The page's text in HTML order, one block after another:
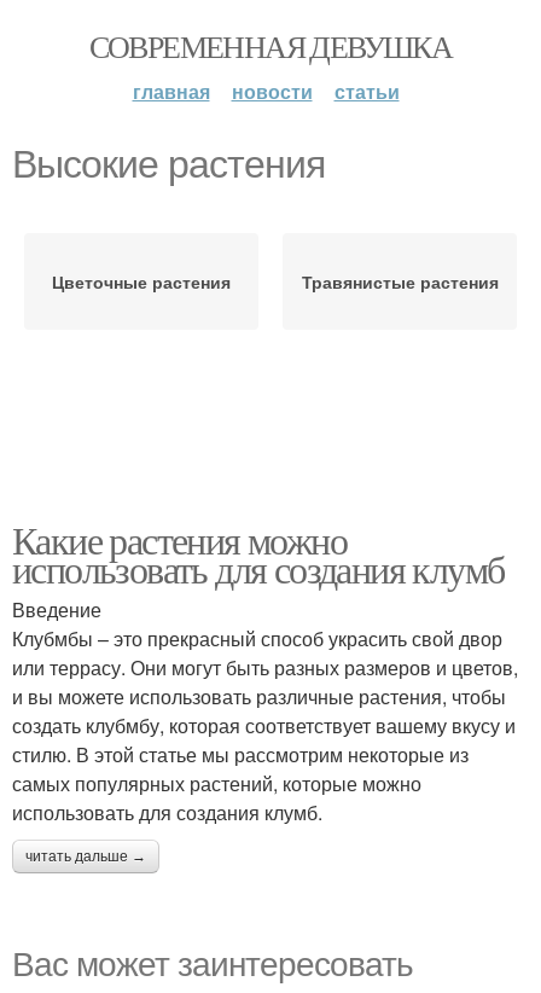
СОВРЕМЕННАЯ ДЕВУШКА
главная новости статьи
Высокие растения
Цветочные растения Травянистые растения
Какие растения можно
использовать для создания клумб
Введение
Клубмбы – это прекрасный способ украсить свой двор
или террасу. Они могут быть разных размеров и цветов,
и вы можете использовать различные растения, чтобы
создать клубмбу, которая соответствует вашему вкусу и
стилю. В этой статье мы рассмотрим некоторые из
самых популярных растений, которые можно
использовать для создания клумб.
читать дальше →
Вас может заинтересовать